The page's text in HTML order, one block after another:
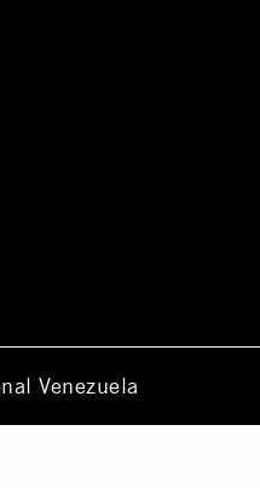
Venezuela